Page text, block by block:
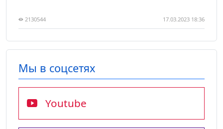
2130544 17.03.2023 18:36
Мы в соцсетях
Youtube